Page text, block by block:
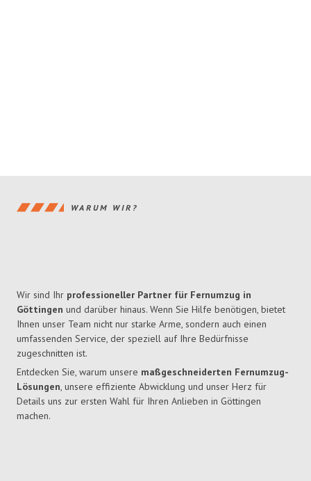
WARUM WIR?
Wir sind Ihr professioneller Partner für Fernumzug in
Göttingen und darüber hinaus. Wenn Sie Hilfe benötigen, bietet
Ihnen unser Team nicht nur starke Arme, sondern auch einen
umfassenden Service, der speziell auf Ihre Bedürfnisse
zugeschnitten ist.
Entdecken Sie, warum unsere maßgeschneiderten Fernumzug-
Lösungen, unsere effiziente Abwicklung und unser Herz für
Details uns zur ersten Wahl für Ihren Anlieben in Göttingen
machen.